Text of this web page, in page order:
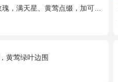
星、黄莺点缀，加可爱小熊1只。(小熊以实物为准)
黄莺绿叶边围